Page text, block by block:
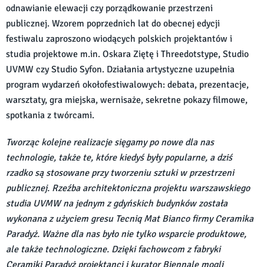
odnawianie elewacji czy porządkowanie przestrzeni
publicznej. Wzorem poprzednich lat do obecnej edycji
festiwalu zaproszono wiodących polskich projektantów i
studia projektowe m.in. Oskara Ziętę i Threedotstype, Studio
UVMW czy Studio Syfon. Działania artystyczne uzupełnia
program wydarzeń okołofestiwalowych: debata, prezentacje,
warsztaty, gra miejska, wernisaże, sekretne pokazy filmowe,
spotkania z twórcami.
Tworząc kolejne realizacje sięgamy po nowe dla nas
technologie, także te, które kiedyś były popularne, a dziś
rzadko są stosowane przy tworzeniu sztuki w przestrzeni
publicznej. Rzeźba architektoniczna projektu warszawskiego
studia UVMW na jednym z gdyńskich budynków została
wykonana z użyciem gresu Tecniq Mat Bianco firmy Ceramika
Paradyż. Ważne dla nas było nie tylko wsparcie produktowe,
ale także technologiczne. Dzięki fachowcom z fabryki